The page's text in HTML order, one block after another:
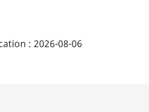
: 2026-08-06